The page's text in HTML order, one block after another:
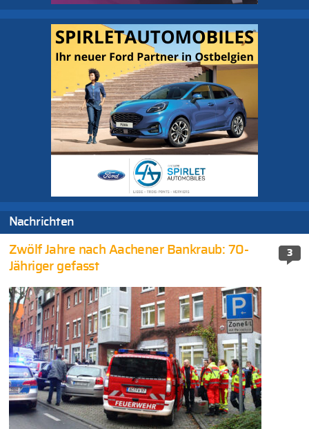
Nachrichten
3
Zwölf Jahre nach Aachener Bankraub: 70-
Jähriger gefasst